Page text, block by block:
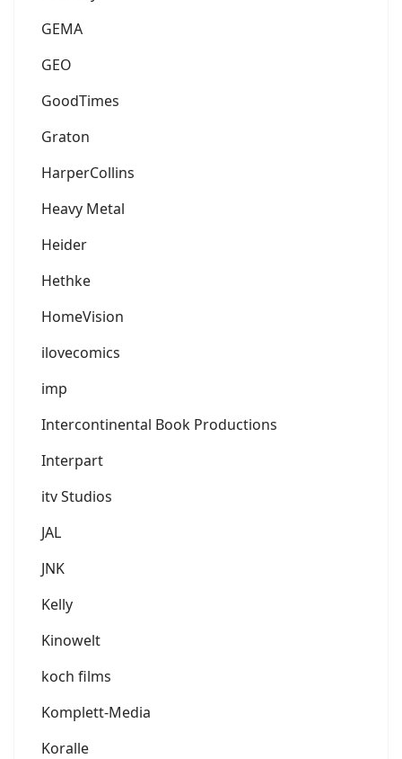
GEMA
GEO
GoodTimes
Graton
HarperCollins
Heavy Metal
Heider
Hethke
HomeVision
ilovecomics
imp
Intercontinental Book Productions
Interpart
itv Studios
JAL
JNK
Kelly
Kinowelt
koch films
Komplett-Media
Koralle